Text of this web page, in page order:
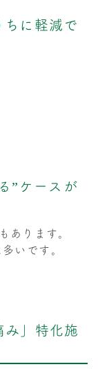
に軽減で
”ケースが
あります。
いです。
」特化施